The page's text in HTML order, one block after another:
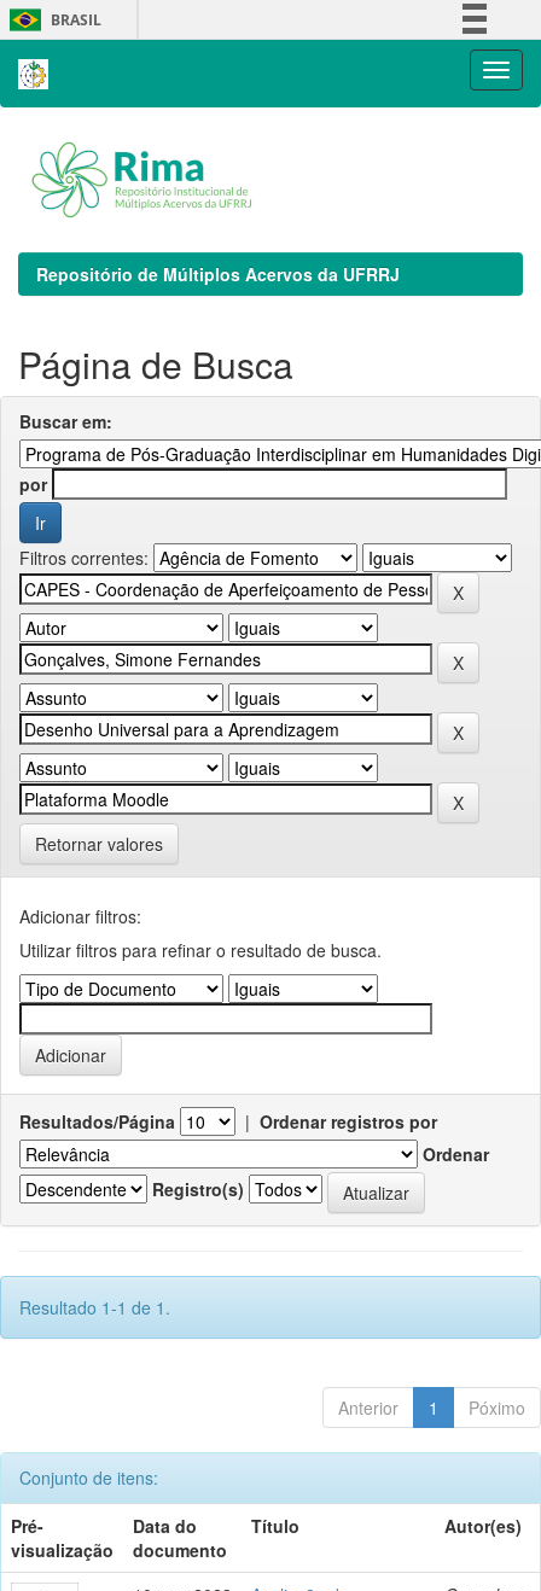
Skip
navigation
BRASIL
Repositório de Múltiplos Acervos da UFRRJ
Página de Busca
Buscar em:
por
Filtros correntes:
Retornar valores
Adicionar filtros:
Utilizar filtros para refinar o resultado de busca.
Resultados/Página | Ordenar registros por
Ordenar
Registro(s)
Resultado 1-1 de 1.
Anterior 1 Póximo
Conjunto de itens:
Pré-
visualização
Data do
documento
Título Autor(es)